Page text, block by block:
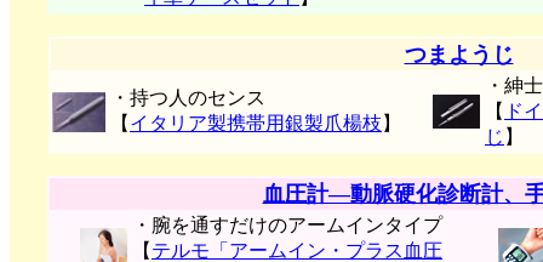
つまようじ
・持つ人のセンス
【 イタリア製携帯用銀製爪楊枝 】
・紳
【 ド
じ 】
血圧計―動脈硬化診断計、
・腕を通すだけのアームインタイプ
【 テルモ「アームイン・プラス血圧